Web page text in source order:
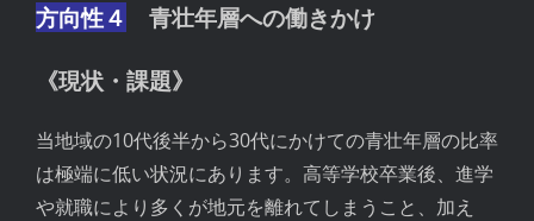
方向性４ 青壮年層への働きかけ
《現状・課題》
当地域の10代後半から30代にかけての青壮年層の比率
は極端に低い状況にあります。高等学校卒業後、進学
や就職により多くが地元を離れてしまうこと、加え